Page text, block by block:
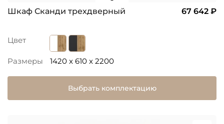
Шкаф Сканди трехдверный 67 642 ₽
Цвет
Размеры 1420 x 610 x 2200
Выбрать комплектацию